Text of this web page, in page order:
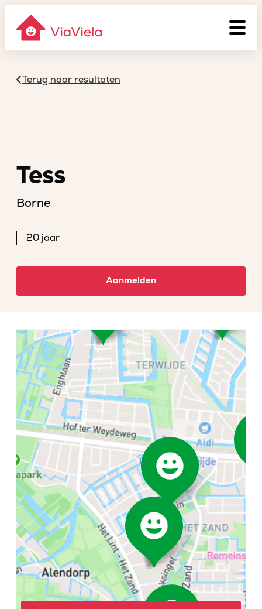
Terug naar resultaten
Tess
Borne
20 jaar
Aanmelden